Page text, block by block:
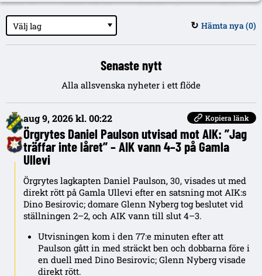
Välj lag ↻ Hämta nya (0)
Senaste nytt
Alla allsvenska nyheter i ett flöde
aug 9, 2026 kl. 00:22 Kopiera länk
Örgrytes Daniel Paulson utvisad mot AIK: ”Jag
träffar inte låret” – AIK vann 4–3 på Gamla
Ullevi
Örgrytes lagkapten Daniel Paulson, 30, visades ut med
direkt rött på Gamla Ullevi efter en satsning mot AIK:s
Dino Besirovic; domare Glenn Nyberg tog beslutet vid
ställningen 2–2, och AIK vann till slut 4–3.
Utvisningen kom i den 77:e minuten efter att
Paulson gått in med sträckt ben och dobbarna före i
en duell med Dino Besirovic; Glenn Nyberg visade
direkt rött.